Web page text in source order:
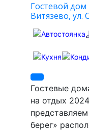
Гостевой дом
Витязево, ул.
Гостевые
на отдых
берег»